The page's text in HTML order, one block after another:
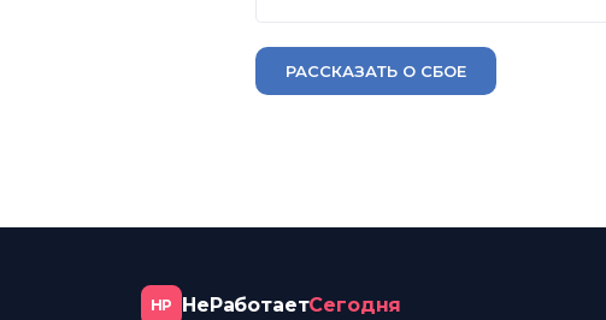
РАССКАЗАТЬ О СБОЕ
НР НеРаботаетСегодня